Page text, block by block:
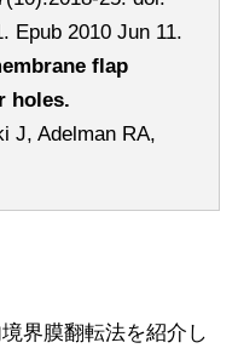
Epub 2010 Jun 11.
flap
holes.
J, Adelman RA,
界膜翻転法を紹介し